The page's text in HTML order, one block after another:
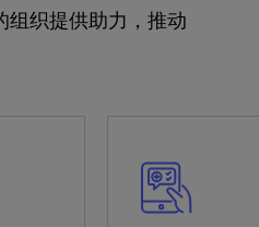
织提供助力，推动